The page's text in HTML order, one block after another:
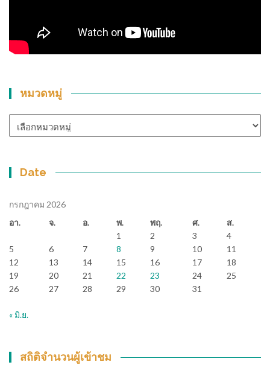
หมวดหมู่
หมู่
Date
กรกฎาคม 2026
อา.
จ. อ. พ. พฤ. ศ.
ส.
1
2 3
4
5
6 7 8 9 10
11
12
13 14 15 16 17
18
19
20 21 22 23 24
25
26
27 28 29 30 31
« มิ.ย.
สถิติจำนวนผู้เข้าชม